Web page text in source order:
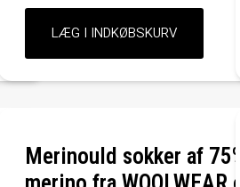
Merinould sokker af 75%